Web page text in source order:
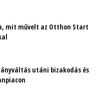
mit művelt az Otthon Start
utáni bizakodás és